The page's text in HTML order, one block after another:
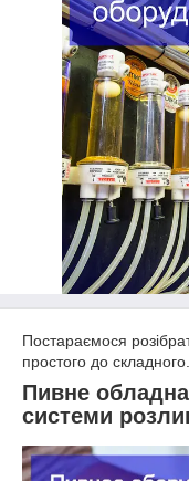
Постараємося
простого до складного.
Пивне
системи